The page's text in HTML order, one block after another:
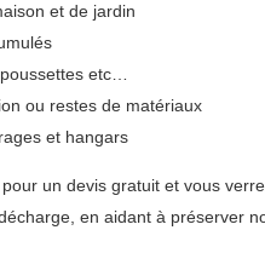
et de jardin
etc…
ou restes de matériaux
et hangars
un devis gratuit et vous
en aidant à préserver